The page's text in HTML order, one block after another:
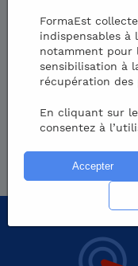
points par
Région
Tous nos
points par
FormaEst
indispensables à
notamment pour
sensibilisation à
récupération des
En cliquant sur
consentez à